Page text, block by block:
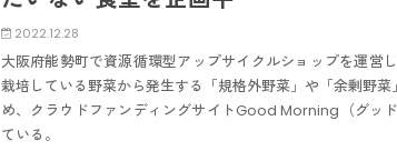
2022.12.28
大阪府能勢町で資源循環型アップサイクルショップを運営
栽培している野菜から発生する「規格外野菜」や「余剰野
め、クラウドファンディングサイトGood Morning（グッ
ている。